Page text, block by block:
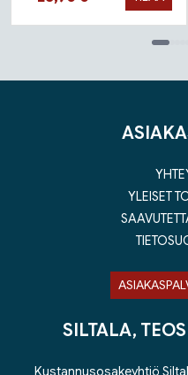
YLEISET
SILTALA,
Kustannusosakeyhtiö